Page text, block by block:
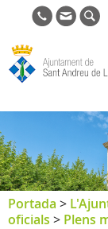
de Sant
Andreu
Portada >
oficials > Plens